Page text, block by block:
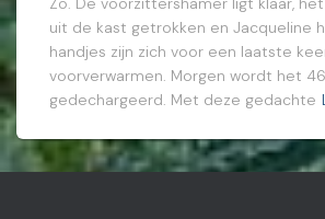
uit de kast getrokken en Jacqueline
handjes zijn zich voor een laatste
voorverwarmen. Morgen wordt het
gedechargeerd. Met deze gedachte